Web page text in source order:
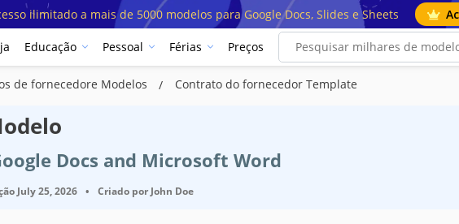
ilimitado a mais de 5000 modelos para Google Docs, Slides e Sheets
Educação Pessoal Férias Preços
de fornecedore Modelos Contrato do fornecedor Template
Docs and Microsoft Word
July 25, 2026 • Criado por John Doe